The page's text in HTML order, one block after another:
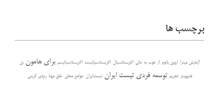
برچسب ها
آزمایش میترا اروین یالوم از خوب به عالی اگزیستانسیال اگزیستانسیالیست اگزیستانسیالیسم برای هامون بن
هاروویتز تحریم توسعه فردی تیست ایران تیست‌ایران جوامع محلی خلق مهنا ردپای کربنی